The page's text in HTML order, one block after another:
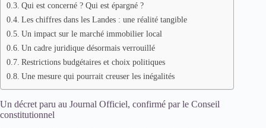
Qui est concerné ? Qui est épargné ?
Les chiffres dans les Landes : une réalité tangible
Un impact sur le marché immobilier local
Un cadre juridique désormais verrouillé
Restrictions budgétaires et choix politiques
Une mesure qui pourrait creuser les inégalités
Un décret paru au Journal Officiel, confirmé par le Conseil
constitutionnel